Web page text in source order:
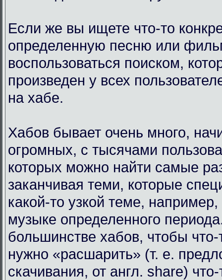
Если же вы ищете что-то
определенную песню или
воспользоваться поиском,
произведен у всех
на хабе.
Хабов бывает очень много,
огромных, с тысячами
которых можно найти самые
заканчивая теми, которые
какой-то узкой теме, например,
музыке определенного
большинстве хабов, чтобы что-
нужно «расшарить» (т. е.
скачивания, от англ. share)